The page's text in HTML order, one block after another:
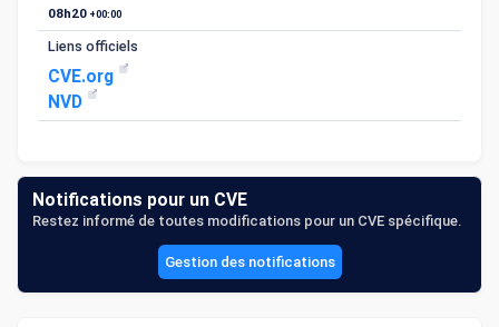
08h20 +00:00
Liens officiels
CVE.org
NVD
Notifications pour un CVE
Restez informé de toutes modifications pour un CVE spécifique.
Gestion des notifications